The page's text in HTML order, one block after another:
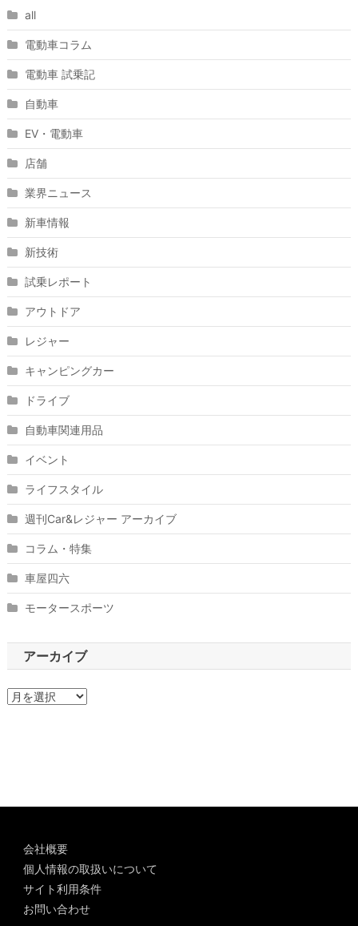
all
電動車コラム
電動車 試乗記
自動車
EV・電動車
店舗
業界ニュース
新車情報
新技術
試乗レポート
アウトドア
レジャー
キャンピングカー
ドライブ
自動車関連用品
イベント
ライフスタイル
週刊Car&レジャー アーカイブ
コラム・特集
車屋四六
モータースポーツ
アーカイブ
ア
会社概要
個人情報の取扱いについて
サイト利用条件
お問い合わせ